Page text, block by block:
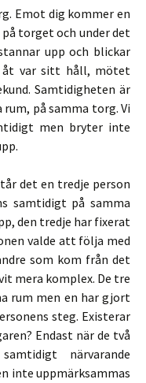
Emot dig kommer en
torget och under det
upp och blickar
åt var sitt håll, mötet
Samtidigheten är
på samma torg. Vi
men bryter inte
det en tredje person
samtidigt på samma
den tredje har fixerat
valde att följa med
som kom från det
mera komplex. De tre
rum men en har gjort
steg. Existerar
Endast när de två
närvarande
inte uppmärksammas